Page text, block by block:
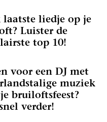
laatste liedje op je
Luister de
top 10!
voor een DJ met
muziek
bruiloftsfeest?
verder!